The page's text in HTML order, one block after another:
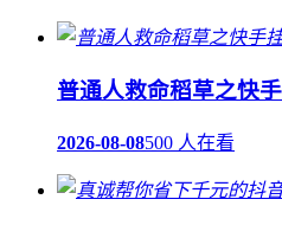
普通人救命稻草之快
2026-08-08500 人在看